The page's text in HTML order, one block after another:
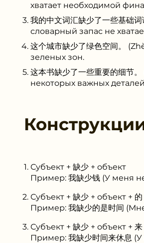
хватает необходимой
我的中文词汇缺少了一些基
словарный запас не
这个城市缺少了绿色空间。
зеленых зон.
这本书缺少了一些重要的细
некоторых важных
Субъект + 缺少 + объект
Пример: 我缺少钱 (У меня
Субъект + 缺少 + объект + 的
Пример: 我缺少的是时间
Субъект + 缺少 + объект + 来
Пример: 我缺少时间来休息